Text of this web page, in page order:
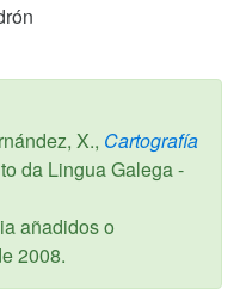
X., Cartografía
da Lingua Galega -
añadidos o
2008.